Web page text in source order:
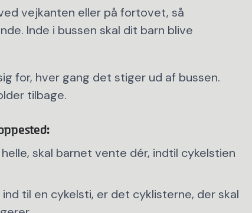
vejkanten eller på fortovet, så
Inde i bussen skal dit barn blive
for, hver gang det stiger ud af bussen.
tilbage.
skal barnet vente dér, indtil cykelstien
til en cykelsti, er det cyklisterne, der skal